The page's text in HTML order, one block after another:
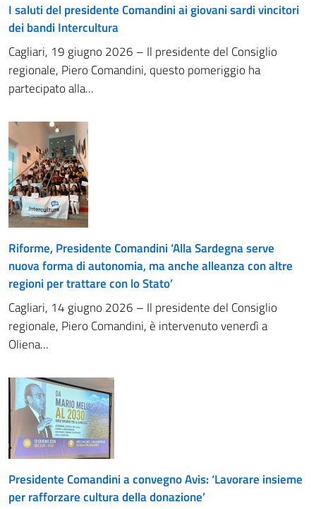
I saluti del presidente Comandini ai giovani sardi vincitori
dei bandi Intercultura
Cagliari, 19 giugno 2026 – Il presidente del Consiglio
regionale, Piero Comandini, questo pomeriggio ha
partecipato alla...
Riforme, Presidente Comandini ‘Alla Sardegna serve
nuova forma di autonomia, ma anche alleanza con altre
regioni per trattare con lo Stato’
Cagliari, 14 giugno 2026 – Il presidente del Consiglio
regionale, Piero Comandini, è intervenuto venerdì a
Oliena...
Presidente Comandini a convegno Avis: ‘Lavorare insieme
per rafforzare cultura della donazione’